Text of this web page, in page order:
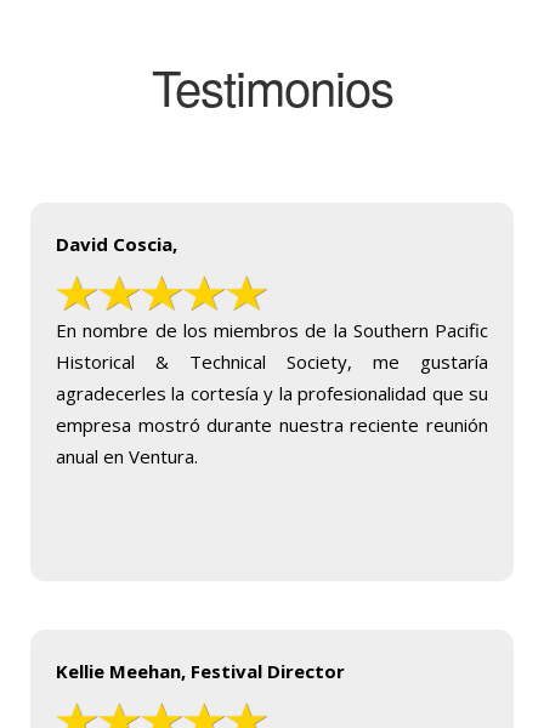
Testimonios
David Coscia,
En nombre de los miembros de la Southern Pacific
Historical & Technical Society, me gustaría
agradecerles la cortesía y la profesionalidad que su
empresa mostró durante nuestra reciente reunión
anual en Ventura.
Kellie Meehan, Festival Director